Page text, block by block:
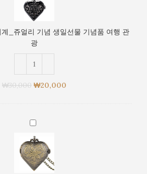
선
물
기
념
여
행
관
정
색
중
시
쥬
념
생
일
선
물
_쥬얼리 기념 생일선물 기념품 여행 관
광
₩30,000 ₩20,000
하
꽃
회
중